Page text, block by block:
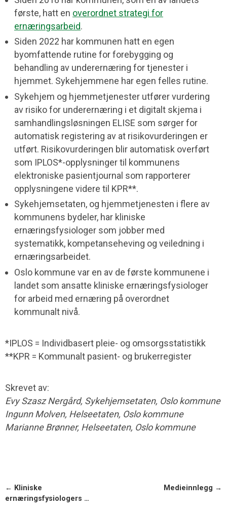
første, hatt en overordnet strategi for
ernæringsarbeid.
Siden 2022 har kommunen hatt en egen
byomfattende rutine for forebygging og
behandling av underernæring for tjenester i
hjemmet. Sykehjemmene har egen felles rutine.
Sykehjem og hjemmetjenester utfører vurdering
av risiko for underernæring i et digitalt skjema i
samhandlingsløsningen ELISE som sørger for
automatisk registering av at risikovurderingen er
utført. Risikovurderingen blir automatisk overført
som IPLOS*-opplysninger til kommunens
elektroniske pasientjournal som rapporterer
opplysningene videre til KPR**.
Sykehjemsetaten, og hjemmetjenesten i flere av
kommunens bydeler, har kliniske
ernæringsfysiologer som jobber med
systematikk, kompetanseheving og veiledning i
ernæringsarbeidet.
Oslo kommune var en av de første kommunene i
landet som ansatte kliniske ernæringsfysiologer
for arbeid med ernæring på overordnet
kommunalt nivå.
*IPLOS = Individbasert pleie- og omsorgsstatistikk
**KPR = Kommunalt pasient- og brukerregister
Skrevet av:
Evy Szasz Nergård, Sykehjemsetaten, Oslo kommune
Ingunn Molven, Helseetaten, Oslo kommune
Marianne Brønner, Helseetaten, Oslo kommune
← Kliniske
ernæringsfysiologers …
Medieinnlegg →